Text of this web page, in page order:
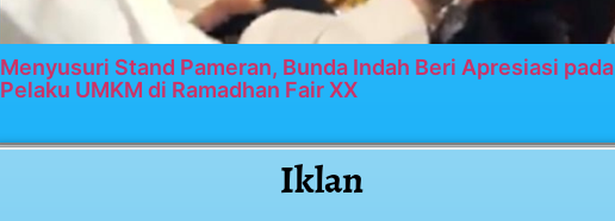
Menyusuri Stand Pameran, Bunda Indah Beri Apresiasi pada
Pelaku UMKM di Ramadhan Fair XX
Iklan